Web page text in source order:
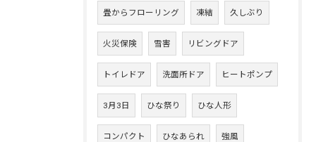
畳からフローリング 凍結 久しぶり
火災保険 雪害 リビングドア
トイレドア 洗面所ドア ヒートポンプ
3月3日 ひな祭り ひな人形
コンパクト ひなあられ 強風